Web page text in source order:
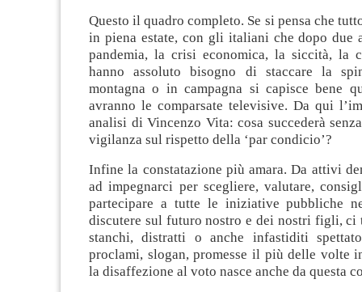
Questo il quadro completo. Se si pensa che
in piena estate, con gli italiani che dopo due
pandemia, la crisi economica, la siccità, la
hanno assoluto bisogno di staccare la
montagna o in campagna si capisce bene
avranno le comparsate televisive. Da qui
analisi di Vincenzo Vita: cosa succederà
vigilanza sul rispetto della ‘par condicio’?
Infine la constatazione più amara. Da attivi
ad impegnarci per scegliere, valutare,
partecipare a tutte le iniziative pubbliche
discutere sul futuro nostro e dei nostri figli, ci
stanchi, distratti o anche infastiditi
proclami, slogan, promesse il più delle volte
la disaffezione al voto nasce anche da questa